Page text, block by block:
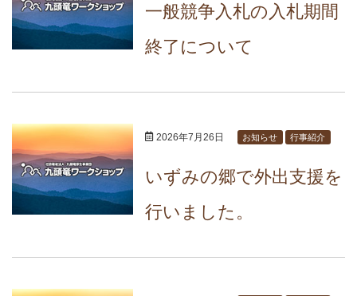
一般競争入札の入札期間
終了について
2026年7月26日 お知らせ 行事紹介
いずみの郷で外出支援を
行いました。